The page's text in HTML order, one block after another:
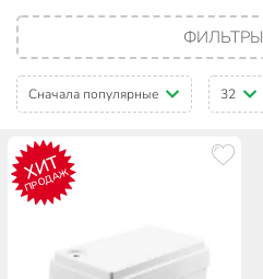
ФИЛЬТРЫ
Сначала популярные 32
ХИТ
ПРОДАЖ